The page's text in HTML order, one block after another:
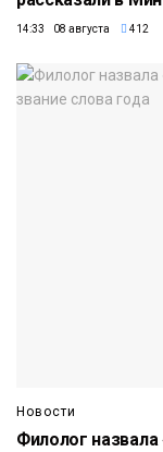
14:33 08 августа 412
Новости
Филолог